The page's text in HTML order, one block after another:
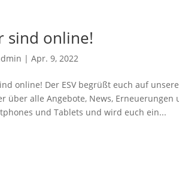
sind online!
|Apr. 9, 2022
online! Der ESV begrüßt euch auf
über alle Angebote, News,
und Tablets und wird euch ein...